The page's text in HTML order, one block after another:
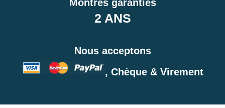
Montres garanties
2 ANS
Nous acceptons
, Chèque & Virement